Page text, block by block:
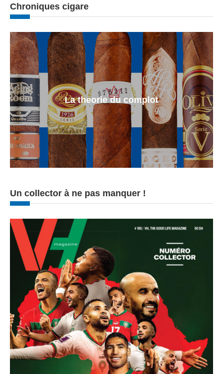
Chroniques cigare
La theorie du complot
Un collector à ne pas manquer !